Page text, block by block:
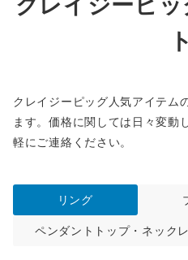
ト
クレイジーピッグ人気アイテム
ます。価格に関しては日々変動
軽にご連絡ください。
リング
ペンダントトップ・ネック